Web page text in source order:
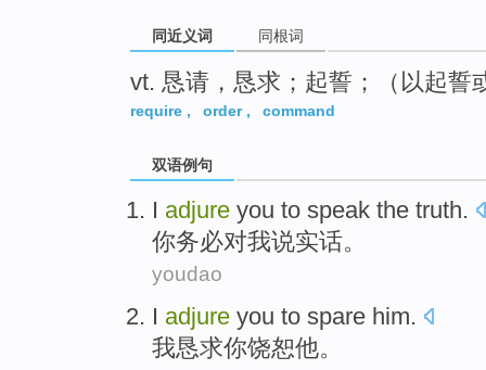
同近义词 同根词
vt. 恳请，恳求；起誓；（以起誓
require , order, command
双语例句
I adjure you to speak the truth.
你务必对我说实话。
youdao
I adjure you to spare him.
我恳求你饶恕他。